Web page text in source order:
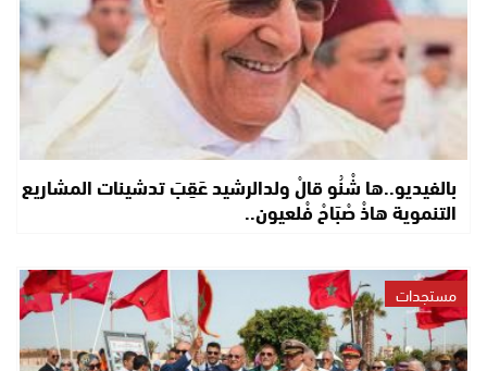
بالفيديو..ها شْنُو قالْ ولدالرشيد عَقِبَ تدشينات المشاريع
التنموية هاذْ صْبَاحْ فْلعيون..
مستجدات